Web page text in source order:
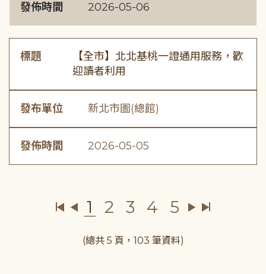
發佈時間 2026-05-06
標題
【全市】北北基桃一證通用服務，歡
迎讀者利用
發布單位 新北市圖(總館)
發佈時間 2026-05-05
1 2 3 4 5
(總共 5 頁，103 筆資料)